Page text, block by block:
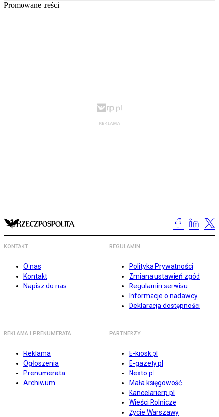
Promowane treści
KONTAKT
O nas
Kontakt
Napisz do nas
REGULAMIN
Polityka Prywatności
Zmiana ustawień zgód
Regulamin serwisu
Informacje o nadawcy
Deklaracja dostępności
REKLAMA I PRENUMERATA
Reklama
Ogłoszenia
Prenumerata
Archiwum
PARTNERZY
E-kiosk.pl
E-gazety.pl
Nexto.pl
Mała księgowość
Kancelarierp.pl
Wieści Rolnicze
Życie Warszawy